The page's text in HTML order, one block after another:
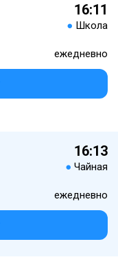
16:11
● Школа
ежедневно
16:13
● Чайная
ежедневно